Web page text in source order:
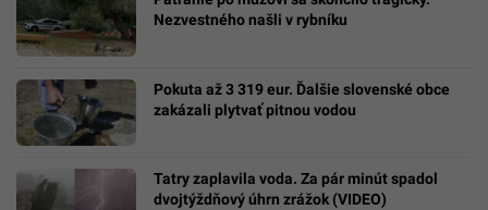
Nezvestného našli v rybníku
Pokuta až 3 319 eur. Ďalšie slovenské obce
zakázali plytvať pitnou vodou
Tatry zaplavila voda. Za pár minút spadol
dvojtýždňový úhrn zrážok (VIDEO)